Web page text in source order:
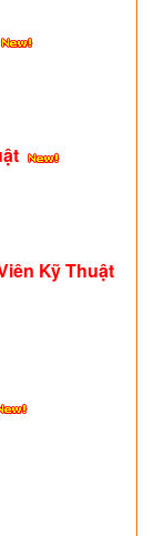
Kỹ Thuật